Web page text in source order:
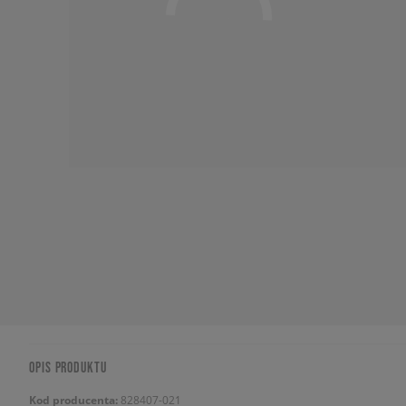
OPIS PRODUKTU
Kod producenta: 828407-021